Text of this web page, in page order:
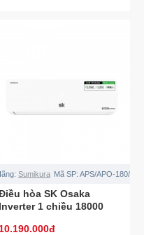
Sumikura Mã SP: APS/APO-180/
hòa SK Osaka
Inverter 1 chiều 18000
10.190.000đ